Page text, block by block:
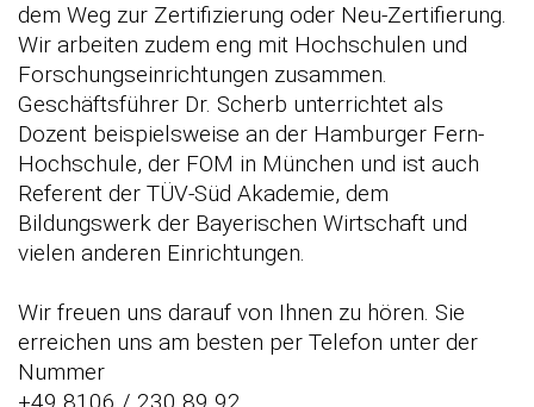
dem Weg zur Zertifizierung oder Neu-Zertifierung.
Wir arbeiten zudem eng mit Hochschulen und
Forschungseinrichtungen zusammen.
Geschäftsführer Dr. Scherb unterrichtet als
Dozent beispielsweise an der Hamburger Fern-
Hochschule, der FOM in München und ist auch
Referent der TÜV-Süd Akademie, dem
Bildungswerk der Bayerischen Wirtschaft und
vielen anderen Einrichtungen.
Wir freuen uns darauf von Ihnen zu hören. Sie
erreichen uns am besten per Telefon unter der
Nummer